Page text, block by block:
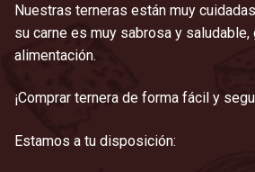
Nuestras terneras están muy
su carne es muy sabrosa y saludable,
alimentación.
¡Comprar ternera de forma fácil y
Estamos a tu disposición: